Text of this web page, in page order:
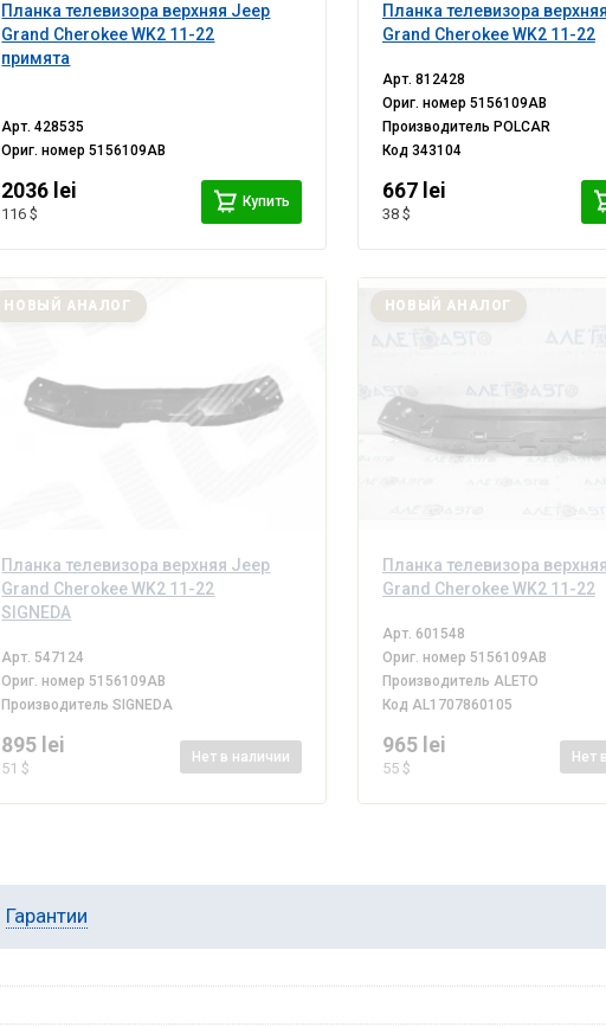
Планка телевизора верхняя Jeep
Grand Cherokee WK2 11-22
примята
Арт.428535
Ориг. номер5156109AB
2036 lei
116 $
Купить
Планка телевизора
Grand Cherokee WK2 11-22
Арт. 812428
Ориг. номер 5156109AB
Производитель POLCAR
Код 343104
667 lei
38 $
Планка телевизора верхняя Jeep
Grand Cherokee WK2 11-22
SIGNEDA
НОВЫЙ АНАЛОГ
Арт. 547124
Ориг. номер 5156109AB
ПроизводительSIGNEDA
895 lei
51 $
Нет в наличии
Планка телевизора
Grand Cherokee WK2 11-22
НОВЫЙ АНАЛОГ
Арт. 601548
Ориг. номер 5156109AB
Производитель ALETO
Код AL1707860105
965 lei
55 $
Нет
Гарантии